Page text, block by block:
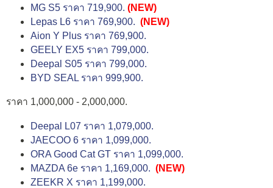
MG S5 ราคา 719,900. (NEW)
Lepas L6 ราคา 769,900. (NEW)
Aion Y Plus ราคา 769,900.
GEELY EX5 ราคา 799,000.
Deepal S05 ราคา 799,000.
BYD SEAL ราคา 999,900.
ราคา 1,000,000 - 2,000,000.
Deepal L07 ราคา 1,079,000.
JAECOO 6 ราคา 1,099,000.
ORA Good Cat GT ราคา 1,099,000.
MAZDA 6e ราคา 1,169,000. (NEW)
ZEEKR X ราคา 1,199,000.